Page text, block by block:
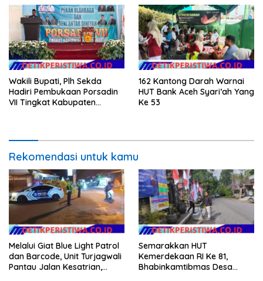
Wakili Bupati, Plh Sekda
Hadiri Pembukaan Porsadin
VII Tingkat Kabupaten
162 Kantong Darah Warnai
HUT Bank Aceh Syari’ah Yang
Ke 53
Rekomendasi untuk kamu
Melalui Giat Blue Light Patrol
dan Barcode, Unit Turjagwali
Pantau Jalan Kesatrian,
Semarakkan HUT
Kemerdekaan RI Ke 81,
Bhabinkamtibmas Desa